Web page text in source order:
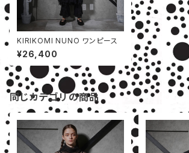
KIRIKOMI NUNO ワンピース
¥26,400
同じカテゴリの商品